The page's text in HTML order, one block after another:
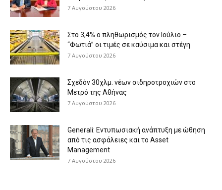
7 Αυγούστου 2026
Στο 3,4% ο πληθωρισμός τον Ιούλιο –
“Φωτιά” οι τιμές σε καύσιμα και στέγη
7 Αυγούστου 2026
Σχεδόν 30χλμ. νέων σιδηροτροχιών στο
Μετρό της Αθήνας
7 Αυγούστου 2026
Generali: Eντυπωσιακή ανάπτυξη με ώθηση
από τις ασφάλειες και το Asset
Management
7 Αυγούστου 2026